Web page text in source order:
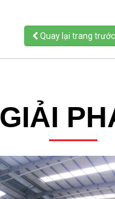
Quay lại trang trước
GIẢI